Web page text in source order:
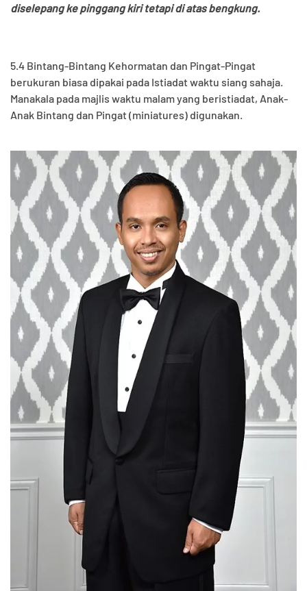
diselepang ke pinggang kiri tetapi di atas bengkung.
5.4 Bintang-Bintang Kehormatan dan Pingat-Pingat
berukuran biasa dipakai pada Istiadat waktu siang sahaja.
Manakala pada majlis waktu malam yang beristiadat, Anak-
Anak Bintang dan Pingat (miniatures) digunakan.